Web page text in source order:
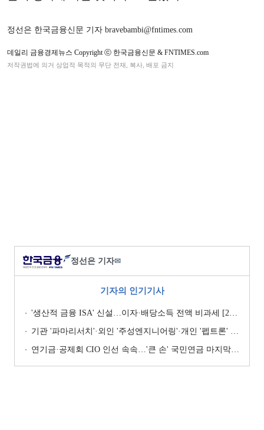
정선은 한국금융신문 기자 bravebambi@fntimes.com
데일리 금융경제뉴스 Copyright ⓒ 한국금융신문 & FNTIMES.com
저작권법에 의거 상업적 목적의 무단 전재, 복사, 배포 금지
정선은 기자✉
기자의 인기기사
'생산적 금융 ISA' 신설…이자·배당소득 전액 비과세 [2026 세제개편안]
기관 '파마리서치'·외인 '주성엔지니어링'·개인 '펩트론' 1위 [주간 코스닥 순매수- 2026년 7월27일~7월31일]
연기금·공제회 CIO 인선 속속…'큰 손' 국민연금 마지막 타자